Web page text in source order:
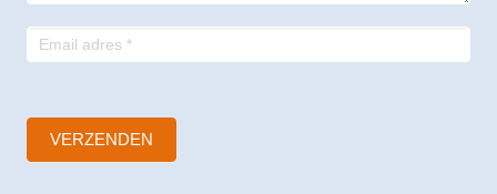
VERZENDEN